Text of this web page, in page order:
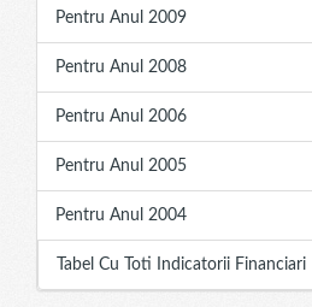
Pentru Anul 2009
Pentru Anul 2008
Pentru Anul 2006
Pentru Anul 2005
Pentru Anul 2004
Tabel Cu Toti Indicatorii Financiari